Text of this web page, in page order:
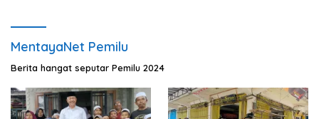
MentayaNet Pemilu
Berita hangat seputar Pemilu 2024